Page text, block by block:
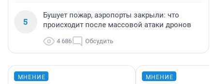
5
Бушует пожар, аэропорты закрыли: что
происходит после массовой атаки дронов
4 686 Обсудить
МНЕНИЕ МНЕНИЕ